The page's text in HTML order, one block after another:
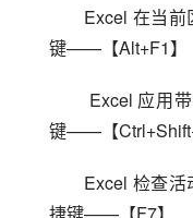
Excel 在当
键——【Alt+F1】
键——【
Excel 检查